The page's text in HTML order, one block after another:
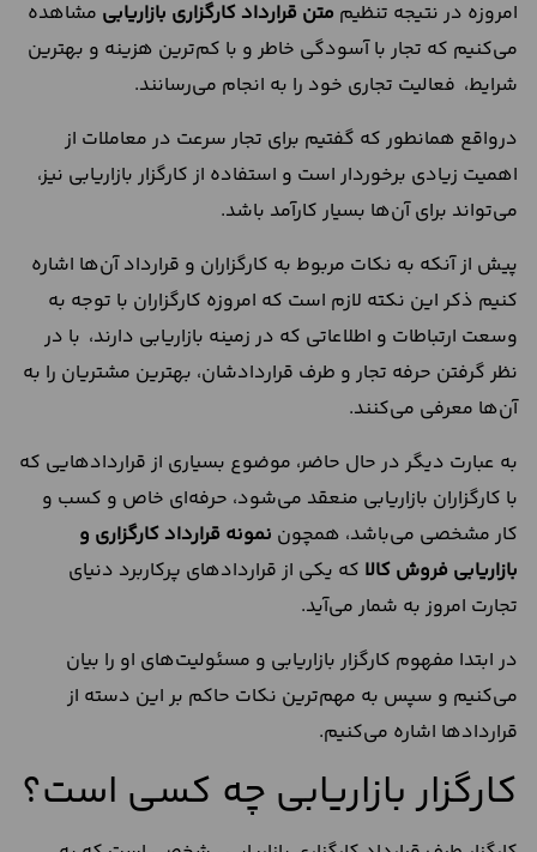
امروزه در نتیجه تنظیم متن قرارداد کارگزاری بازاریابی مشاهده
می‌کنیم که تجار با آسودگی خاطر و با کم‌ترین هزینه و بهترین
شرایط، فعالیت تجاری خود را به انجام می‌رسانند.
درواقع همانطور که گفتیم برای تجار سرعت در معاملات از
اهمیت زیادی برخوردار است و استفاده از کارگزار بازاریابی نیز،
می‌تواند برای آن‌ها بسیار کارآمد باشد.
پیش از آنکه به نکات مربوط به کارگزاران و قرارداد آن‌ها اشاره
کنیم ذکر این نکته لازم است که امروزه کارگزاران با توجه به
وسعت ارتباطات و اطلاعاتی که در زمینه بازاریابی دارند، با در
نظر گرفتن حرفه تجار و طرف قراردادشان، بهترین مشتریان را به
آن‌ها معرفی می‌کنند.
به عبارت دیگر در حال حاضر، موضوع بسیاری از قراردادهایی که
با کارگزاران بازاریابی منعقد می‌شود، حرفه‌ای خاص و کسب و
کار مشخصی می‌باشد، همچون نمونه قرارداد کارگزاری و
بازاریابی فروش کالا که یکی از قرارداد‌های پرکاربرد دنیای
تجارت امروز به شمار می‌آید.
در ابتدا مفهوم کارگزار بازاریابی و مسئولیت‌های او را بیان
می‌کنیم و سپس به مهم‌ترین نکات حاکم بر این دسته از
قراردادها اشاره می‌کنیم.
کارگزار بازاریابی چه کسی است؟